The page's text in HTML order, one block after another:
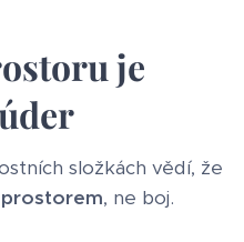
je
složkách vědí, že
, ne boj.